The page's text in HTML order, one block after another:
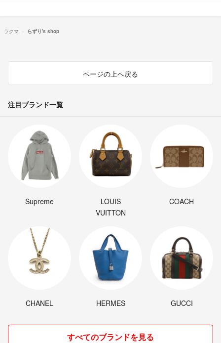
ラクマ らずり's shop
ページの上へ戻る
注目ブランド一覧
Supreme
LOUIS
VUITTON
COACH
CHANEL HERMES GUCCI
すべてのブランドを見る